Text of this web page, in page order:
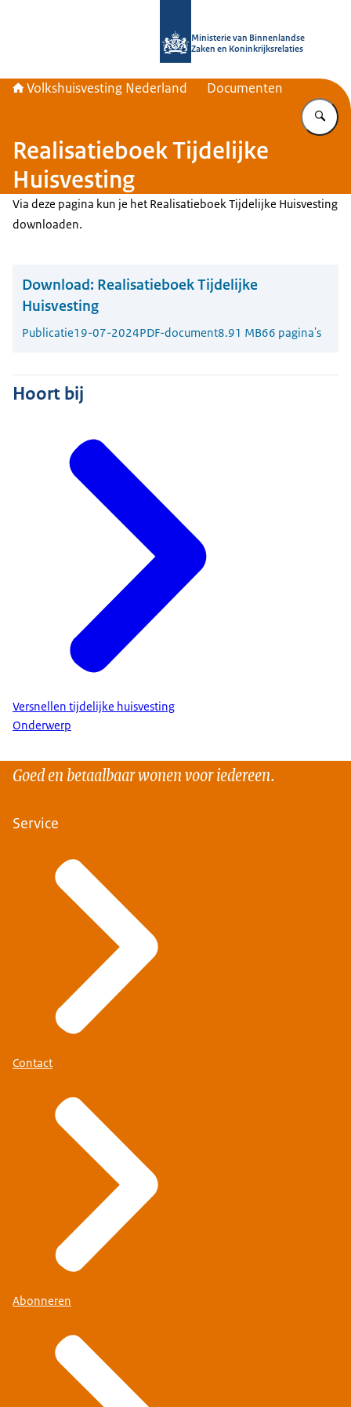
Ministerie van Binnenlandse
Zaken en Koninkrijksrelaties
Volkshuisvesting Nederland Documenten
Realisatieboek Tijdelijke
Huisvesting
Via deze pagina kun je het Realisatieboek Tijdelijke Huisvesting
downloaden.
Download: Realisatieboek Tijdelijke
Huisvesting
Publicatie19-07-2024PDF-document8.91 MB66 pagina's
Hoort bij
Versnellen tijdelijke huisvesting
Onderwerp
Goed en betaalbaar wonen voor iedereen.
Service
Contact
Abonneren